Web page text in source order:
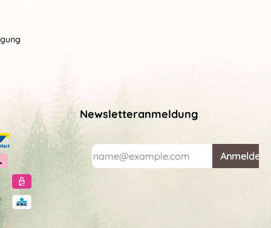
Newsletteranmeldung
Anmelden